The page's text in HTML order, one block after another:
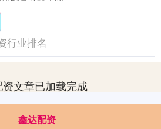
门户，手里的战
行业排名
文章已加载完成
鑫达配资